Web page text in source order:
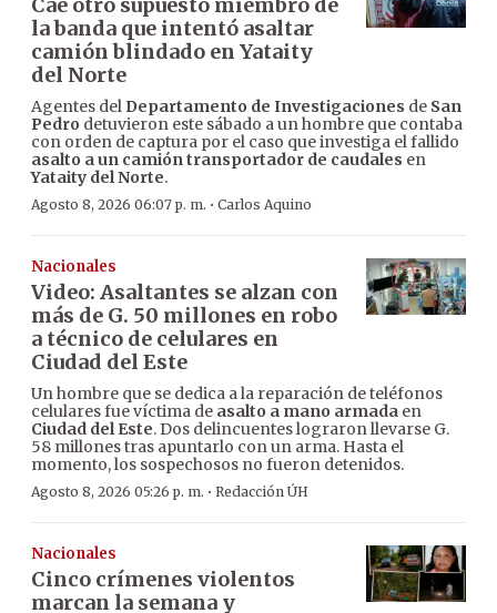
Cae otro supuesto miembro de
la banda que intentó asaltar
camión blindado en Yataity
del Norte
Agentes del Departamento de Investigaciones de San
Pedro detuvieron este sábado a un hombre que contaba
con orden de captura por el caso que investiga el fallido
asalto a un camión transportador de caudales en
Yataity del Norte.
Agosto 8, 2026 06:07 p. m. · Carlos Aquino
Nacionales
Video: Asaltantes se alzan con
más de G. 50 millones en robo
a técnico de celulares en
Ciudad del Este
Un hombre que se dedica a la reparación de teléfonos
celulares fue víctima de asalto a mano armada en
Ciudad del Este. Dos delincuentes lograron llevarse G.
58 millones tras apuntarlo con un arma. Hasta el
momento, los sospechosos no fueron detenidos.
Agosto 8, 2026 05:26 p. m. · Redacción ÚH
Nacionales
Cinco crímenes violentos
marcan la semana y